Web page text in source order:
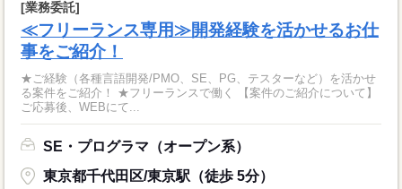
[業務委託]
≪フリーランス専用≫開発経験を活かせるお仕
事をご紹介！
★ご経験（各種言語開発/PMO、SE、PG、テスターなど）を活かせ
る案件をご紹介！ ★フリーランスで働く 【案件のご紹介について】
ご応募後、WEBにて...
SE・プログラマ（オープン系）
東京都千代田区/東京駅（徒歩 5分）